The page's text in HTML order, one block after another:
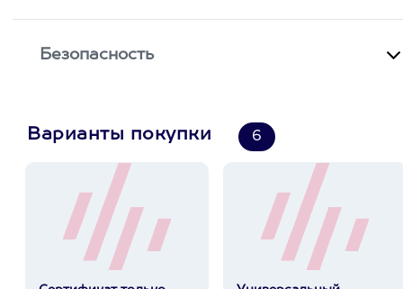
Безопасность
Варианты покупки 6